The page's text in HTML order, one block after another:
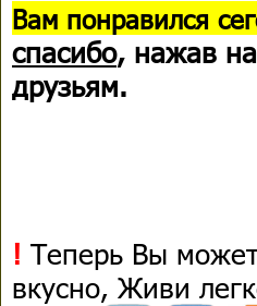
Вам понравился
спасибо, нажав
друзьям.
! Теперь Вы
вкусно, Живи